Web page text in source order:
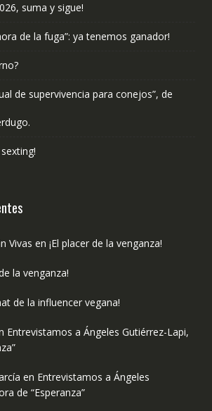
suma y sigue!
de la fuga”: ya tenemos ganador!
de supervivencia para conejos”, de
Vivas en ¡El placer de la venganza!
la venganza!
de la influencer vegana!
Entrevistamos a Ángeles Gutiérrez-Lapi,
en Entrevistamos a Ángeles
de “Esperanza”